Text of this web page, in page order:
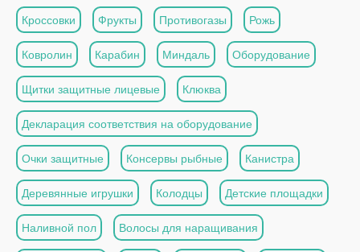
Кроссовки Фрукты Противогазы Рожь
Ковролин Карабин Миндаль Оборудование
Щитки защитные лицевые Клюква
Декларация соответствия на оборудование
Очки защитные Консервы рыбные Канистра
Деревянные игрушки Колодцы Детские площадки
Наливной пол Волосы для наращивания